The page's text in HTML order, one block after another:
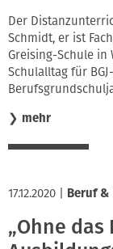
Der
Schmidt, er ist
Greising-Schule
Schulalltag für
❯ mehr
17.12.2020 Beruf &
„Ohne das